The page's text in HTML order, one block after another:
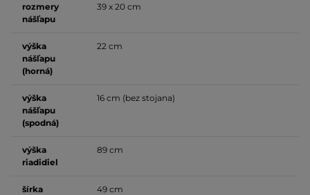
rozmery
nášľapu
39 x 20 cm
výška
nášľapu
(horná)
22 cm
výška
nášľapu
(spodná)
16 cm (bez stojana)
výška
riadidiel
89 cm
šírka
49 cm